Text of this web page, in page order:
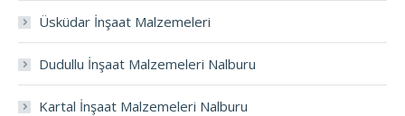
Üsküdar İnşaat Malzemeleri
Dudullu İnşaat Malzemeleri Nalburu
Kartal İnşaat Malzemeleri Nalburu